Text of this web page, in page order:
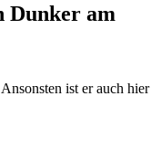
Dunker am
Ansonsten ist er auch hier